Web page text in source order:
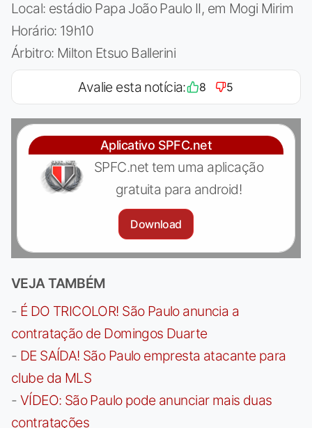
Local: estádio Papa João Paulo II, em Mogi Mirim
Horário: 19h10
Árbitro: Milton Etsuo Ballerini
Avalie esta notícia: 8 5
Aplicativo SPFC.net
SPFC.net tem uma aplicação
gratuita para android!
Download
VEJA TAMBÉM
- É DO TRICOLOR! São Paulo anuncia a
contratação de Domingos Duarte
- DE SAÍDA! São Paulo empresta atacante para
clube da MLS
- VÍDEO: São Paulo pode anunciar mais duas
contratações